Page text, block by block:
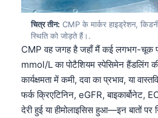
चित्र तीन: CMP के मार्कर हाइड्रेशन,
स्थिति को जोड़ते हैं।.
CMP वह जगह है जहाँ मैं कई लगभग-चूक
mmol/L का पोटैशियम स्पेसिमेन हैंडलिंग
कार्यक्षमता में कमी, दवा का प्रभाव, या
फर्क क्रिएटिनिन, eGFR, बाइकार्बोनेट,
देरी हुई या हीमोलाइसिस हुआ—इन बातों पर